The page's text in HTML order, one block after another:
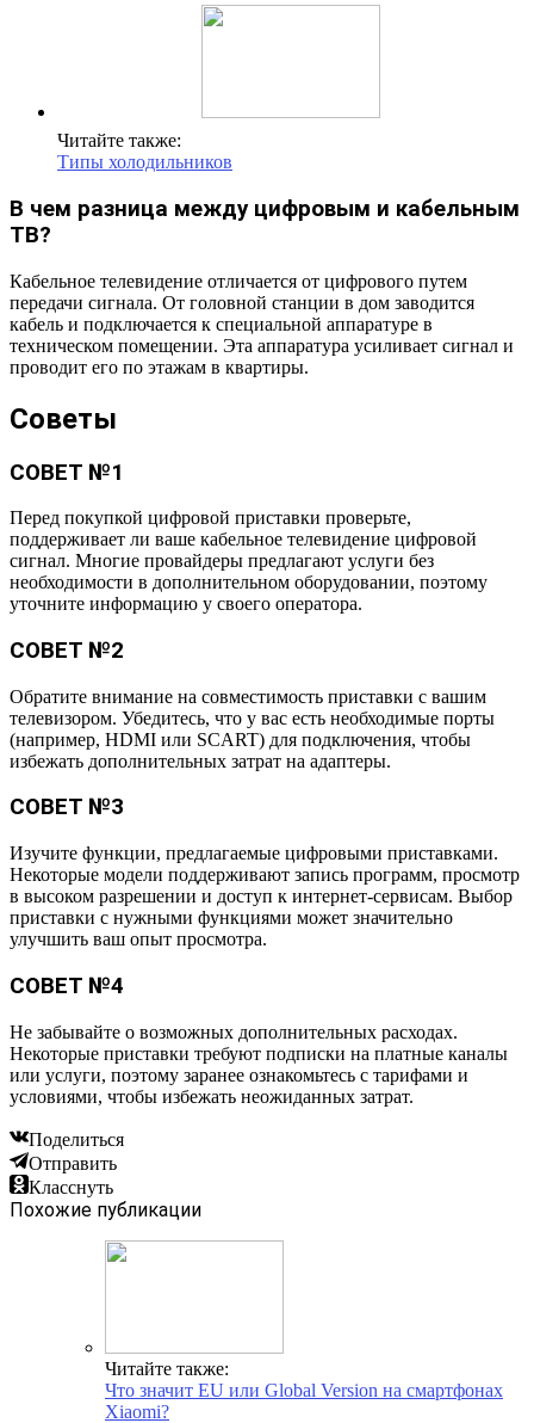
Читайте также:
Типы холодильников
В чем разница между цифровым и кабельным
ТВ?
Кабельное телевидение отличается от цифрового путем
передачи сигнала. От головной станции в дом заводится
кабель и подключается к специальной аппаратуре в
техническом помещении. Эта аппаратура усиливает сигнал и
проводит его по этажам в квартиры.
Советы
СОВЕТ №1
Перед покупкой цифровой приставки проверьте,
поддерживает ли ваше кабельное телевидение цифровой
сигнал. Многие провайдеры предлагают услуги без
необходимости в дополнительном оборудовании, поэтому
уточните информацию у своего оператора.
СОВЕТ №2
Обратите внимание на совместимость приставки с вашим
телевизором. Убедитесь, что у вас есть необходимые порты
(например, HDMI или SCART) для подключения, чтобы
избежать дополнительных затрат на адаптеры.
СОВЕТ №3
Изучите функции, предлагаемые цифровыми приставками.
Некоторые модели поддерживают запись программ, просмотр
в высоком разрешении и доступ к интернет-сервисам. Выбор
приставки с нужными функциями может значительно
улучшить ваш опыт просмотра.
СОВЕТ №4
Не забывайте о возможных дополнительных расходах.
Некоторые приставки требуют подписки на платные каналы
или услуги, поэтому заранее ознакомьтесь с тарифами и
условиями, чтобы избежать неожиданных затрат.
Поделиться
Отправить
Класснуть
Похожие публикации
Читайте также:
Что значит EU или Global Version на смартфонах
Xiaomi?